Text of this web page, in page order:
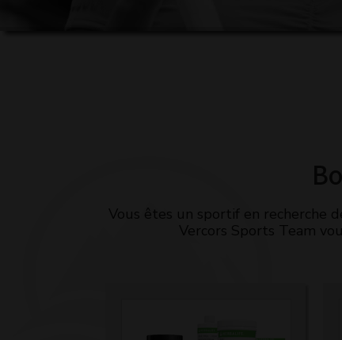
Vous êtes un sportif en recherche
Vercors Sports Team